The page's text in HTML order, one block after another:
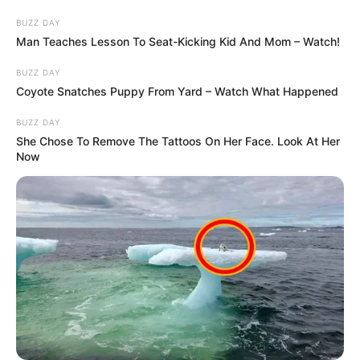
Un si grand soleil:
Guillaume Sérignan
BUZZ DAY
Man Teaches Lesson To Seat-Kicking Kid And Mom – Watch!
BUZZ DAY
Coyote Snatches Puppy From Yard – Watch What Happened
BUZZ DAY
She Chose To Remove The Tattoos On Her Face. Look At Her
Now